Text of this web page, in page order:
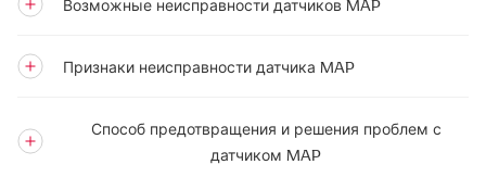
Возможные неисправности датчиков MAP
Признаки неисправности датчика MAP
Способ предотвращения и решения проблем с
датчиком MAP